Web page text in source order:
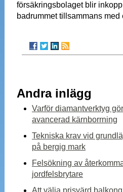
försäkringsbolaget blir
badrummet tillsammans med
Andra inlägg
Varför diamantverktyg
avancerad kärnborrning
Tekniska krav vid
på bergig mark
Felsökning av
jordfelsbrytare